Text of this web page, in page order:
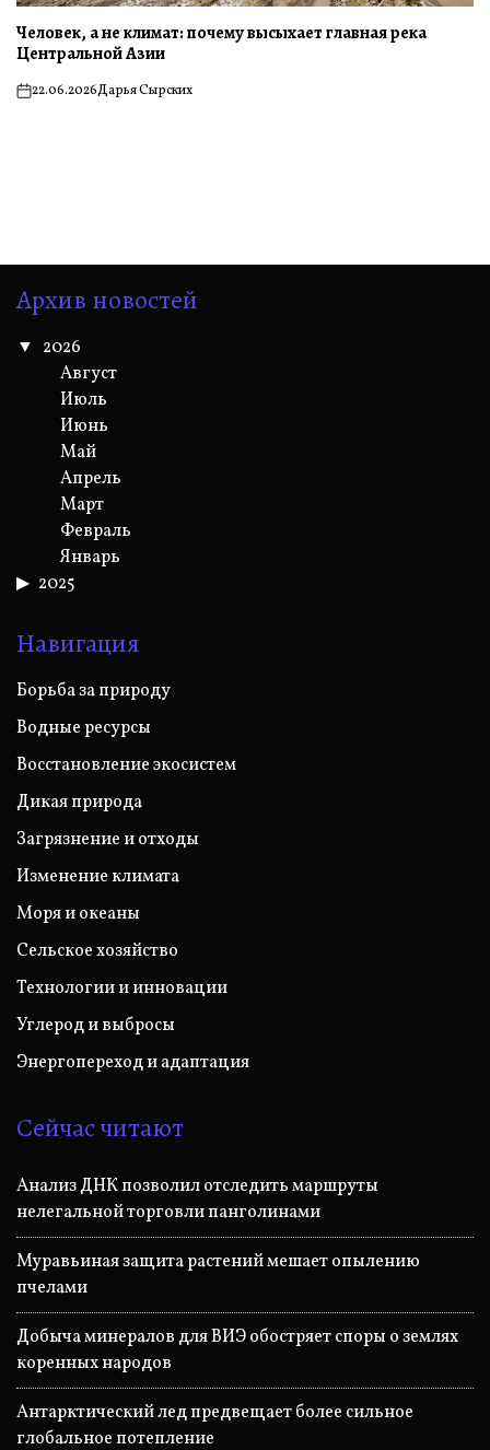
Человек, а не климат: почему высыхает главная река
Центральной Азии
on22.06.2026Дарья Сырских
Архив новостей
2026
Август
Июль
Июнь
Май
Апрель
Март
Февраль
Январь
2025
Навигация
Борьба за природу
Водные ресурсы
Восстановление экосистем
Дикая природа
Загрязнение и отходы
Изменение климата
Моря и океаны
Сельское хозяйство
Технологии и инновации
Углерод и выбросы
Энергопереход и адаптация
Сейчас читают
Анализ ДНК позволил отследить маршруты
нелегальной торговли панголинами
Муравьиная защита растений мешает опылению
пчелами
Добыча минералов для ВИЭ обостряет споры о землях
коренных народов
Антарктический лед предвещает более сильное
глобальное потепление